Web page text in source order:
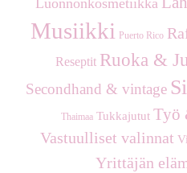
Musiikki Puerto Rico
Reseptit Ruoka &
Secondhand & vintage
Thaimaa Tukkajutut Työ
Vastuulliset valinnat
Yrittäjän